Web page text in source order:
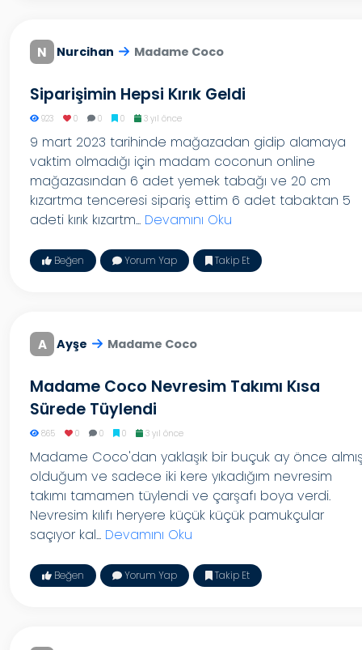
N Nurcihan Madame Coco
Siparişimin Hepsi Kırık Geldi
923 0 0 0 3 yıl önce
9 mart 2023 tarihinde mağazadan gidip alamaya
vaktim olmadığı için madam coconun online
mağazasından 6 adet yemek tabağı ve 20 cm
kızartma tenceresi sipariş ettim 6 adet tabaktan 5
adeti kırık kızartm... Devamını Oku
Beğen Yorum Yap Takip Et
A Ayşe Madame Coco
Madame Coco Nevresim Takımı Kısa
Sürede Tüylendi
865 0 0 0 3 yıl önce
Madame Coco'dan yaklaşık bir buçuk ay önce
olduğum ve sadece iki kere yıkadığım nevresim
takımı tamamen tüylendi ve çarşafı boya verdi.
Nevresim kılıfı heryere küçük küçük pamukçular
saçıyor kal... Devamını Oku
Beğen Yorum Yap Takip Et